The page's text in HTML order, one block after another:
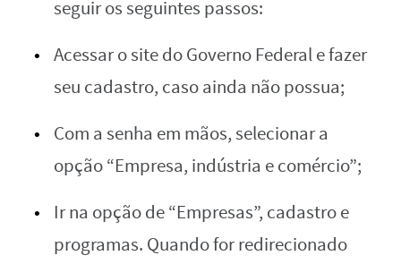
seguir os seguintes passos:
Acessar o site do Governo Federal e fazer
seu cadastro, caso ainda não possua;
Com a senha em mãos, selecionar a
opção “Empresa, indústria e comércio”;
Ir na opção de “Empresas”, cadastro e
programas. Quando for redirecionado